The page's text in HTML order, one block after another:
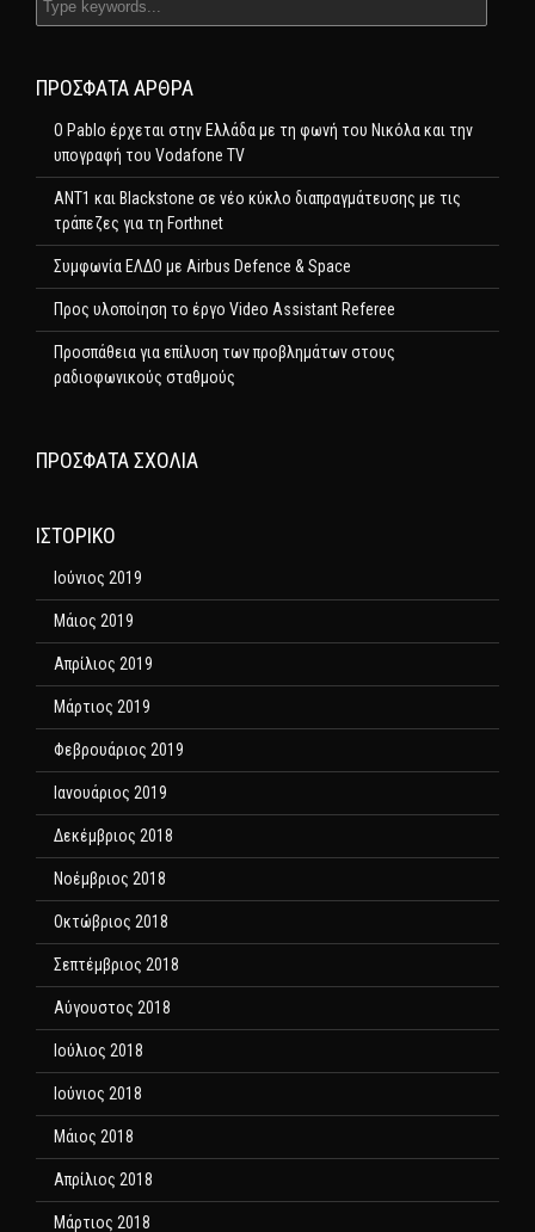
ΠΡΌΣΦΑΤΑ ΆΡΘΡΑ
Ο Pablo έρχεται στην Ελλάδα με τη φωνή του Νικόλα και την
υπογραφή του Vodafone TV
ΑΝΤ1 και Blackstone σε νέο κύκλο διαπραγμάτευσης με τις
τράπεζες για τη Forthnet
Συμφωνία ΕΛΔΟ με Airbus Defence & Space
Προς υλοποίηση το έργο Video Assistant Referee
Προσπάθεια για επίλυση των προβλημάτων στους
ραδιοφωνικούς σταθμούς
ΠΡΌΣΦΑΤΑ ΣΧΌΛΙΑ
ΙΣΤΟΡΙΚΌ
Ιούνιος 2019
Μάιος 2019
Απρίλιος 2019
Μάρτιος 2019
Φεβρουάριος 2019
Ιανουάριος 2019
Δεκέμβριος 2018
Νοέμβριος 2018
Οκτώβριος 2018
Σεπτέμβριος 2018
Αύγουστος 2018
Ιούλιος 2018
Ιούνιος 2018
Μάιος 2018
Απρίλιος 2018
Μάρτιος 2018